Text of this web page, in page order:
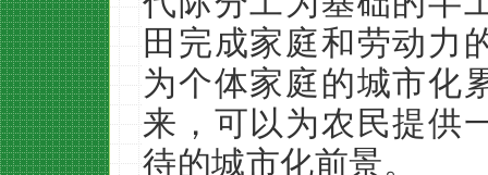
田完成家庭和劳动力
为个体家庭的城市化
来，可以为农民提供
待的城市化前景。